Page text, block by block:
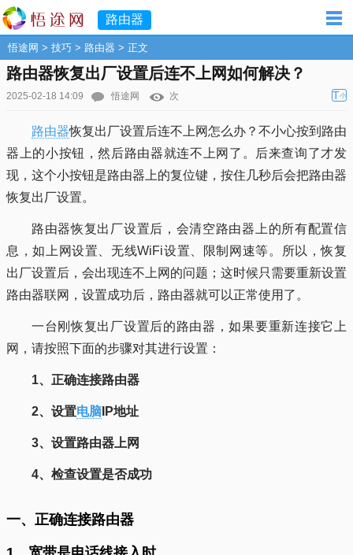
路由器
悟途网 > 技巧 > 路由器 > 正文
路由器恢复出厂设置后连不上网如何解决？
2025-02-18 14:09 悟途网 次 T小
路由器恢复出厂设置后连不上网怎么办？不小心按到路由
器上的小按钮，然后路由器就连不上网了。后来查询了才发
现，这个小按钮是路由器上的复位键，按住几秒后会把路由器
恢复出厂设置。
路由器恢复出厂设置后，会清空路由器上的所有配置信
息，如上网设置、无线WiFi设置、限制网速等。所以，恢复
出厂设置后，会出现连不上网的问题；这时候只需要重新设置
路由器联网，设置成功后，路由器就可以正常使用了。
一台刚恢复出厂设置后的路由器，如果要重新连接它上
网，请按照下面的步骤对其进行设置：
1、正确连接路由器
2、设置电脑 IP地址
3、设置路由器上网
4、检查设置是否成功
一、正确连接路由器